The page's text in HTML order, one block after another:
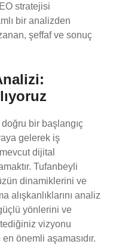
stratejisi
bir analizden
şeffaf ve sonuç
bir başlangıç
gelerek iş
dijital
Tufanbeyli
dinamiklerini ve
alışkanlıklarını analiz
yönlerini ve
vizyonu
önemli aşamasıdır.